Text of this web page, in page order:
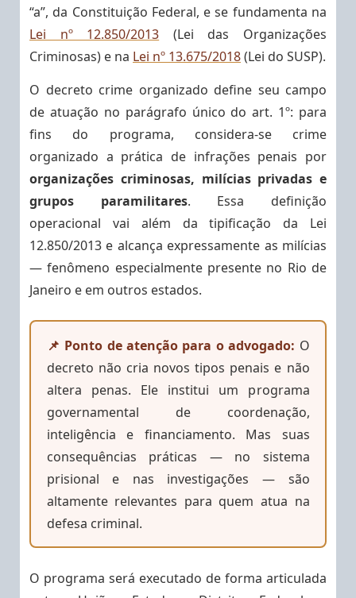
“a”, da Constituição Federal, e se fundamenta na
Lei nº 12.850/2013 (Lei das Organizações
Criminosas) e na Lei nº 13.675/2018(Lei do SUSP).
O decreto crime organizado define seu campo
de atuação no parágrafo único do art. 1º: para
fins do programa, considera-se crime
organizado a prática de infrações penais por
organizações criminosas, milícias privadas e
grupos paramilitares. Essa definição
operacional vai além da tipificação da Lei
12.850/2013 e alcança expressamente as milícias
— fenômeno especialmente presente no Rio de
Janeiro e em outros estados.
📌 Ponto de atenção para o advogado: O
decreto não cria novos tipos penais e não
altera penas. Ele institui um programa
governamental de coordenação,
inteligência e financiamento. Mas suas
consequências práticas — no sistema
prisional e nas investigações — são
altamente relevantes para quem atua na
defesa criminal.
O programa será executado de forma articulada